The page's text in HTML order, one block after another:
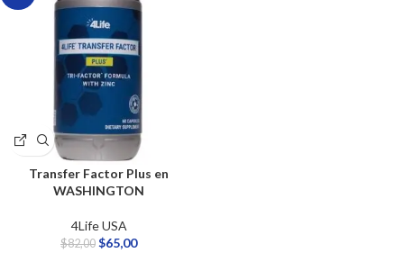
Transfer Factor Plus en
WASHINGTON
4Life USA
$82,00 $65,00